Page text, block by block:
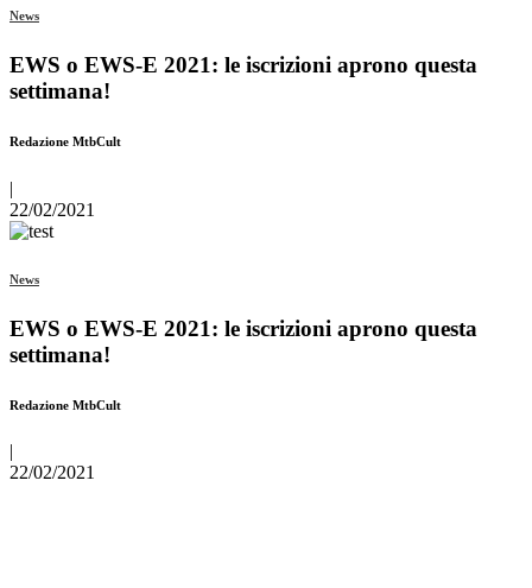
News
EWS o EWS-E 2021: le iscrizioni aprono questa
settimana!
Redazione MtbCult
|
22/02/2021
News
EWS o EWS-E 2021: le iscrizioni aprono questa
settimana!
Redazione MtbCult
22/02/2021